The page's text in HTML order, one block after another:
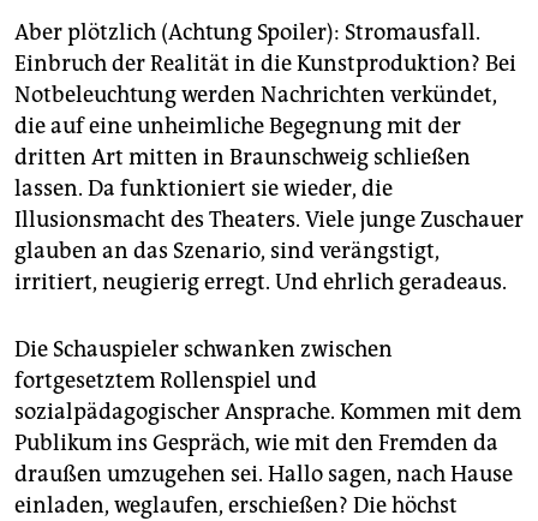
Aber plötzlich (Achtung Spoiler): Stromausfall.
Einbruch der Realität in die Kunstproduktion? Bei
Notbeleuchtung werden Nachrichten verkündet,
die auf eine unheimliche Begegnung mit der
dritten Art mitten in Braunschweig schließen
lassen. Da funktioniert sie wieder, die
Illusionsmacht des Theaters. Viele junge Zuschauer
glauben an das Szenario, sind verängstigt,
irritiert, neugierig erregt. Und ehrlich geradeaus.
Die Schauspieler schwanken zwischen
fortgesetztem Rollenspiel und
sozialpädagogischer Ansprache. Kommen mit dem
Publikum ins Gespräch, wie mit den Fremden da
draußen umzugehen sei. Hallo sagen, nach Hause
einladen, weglaufen, erschießen? Die höchst